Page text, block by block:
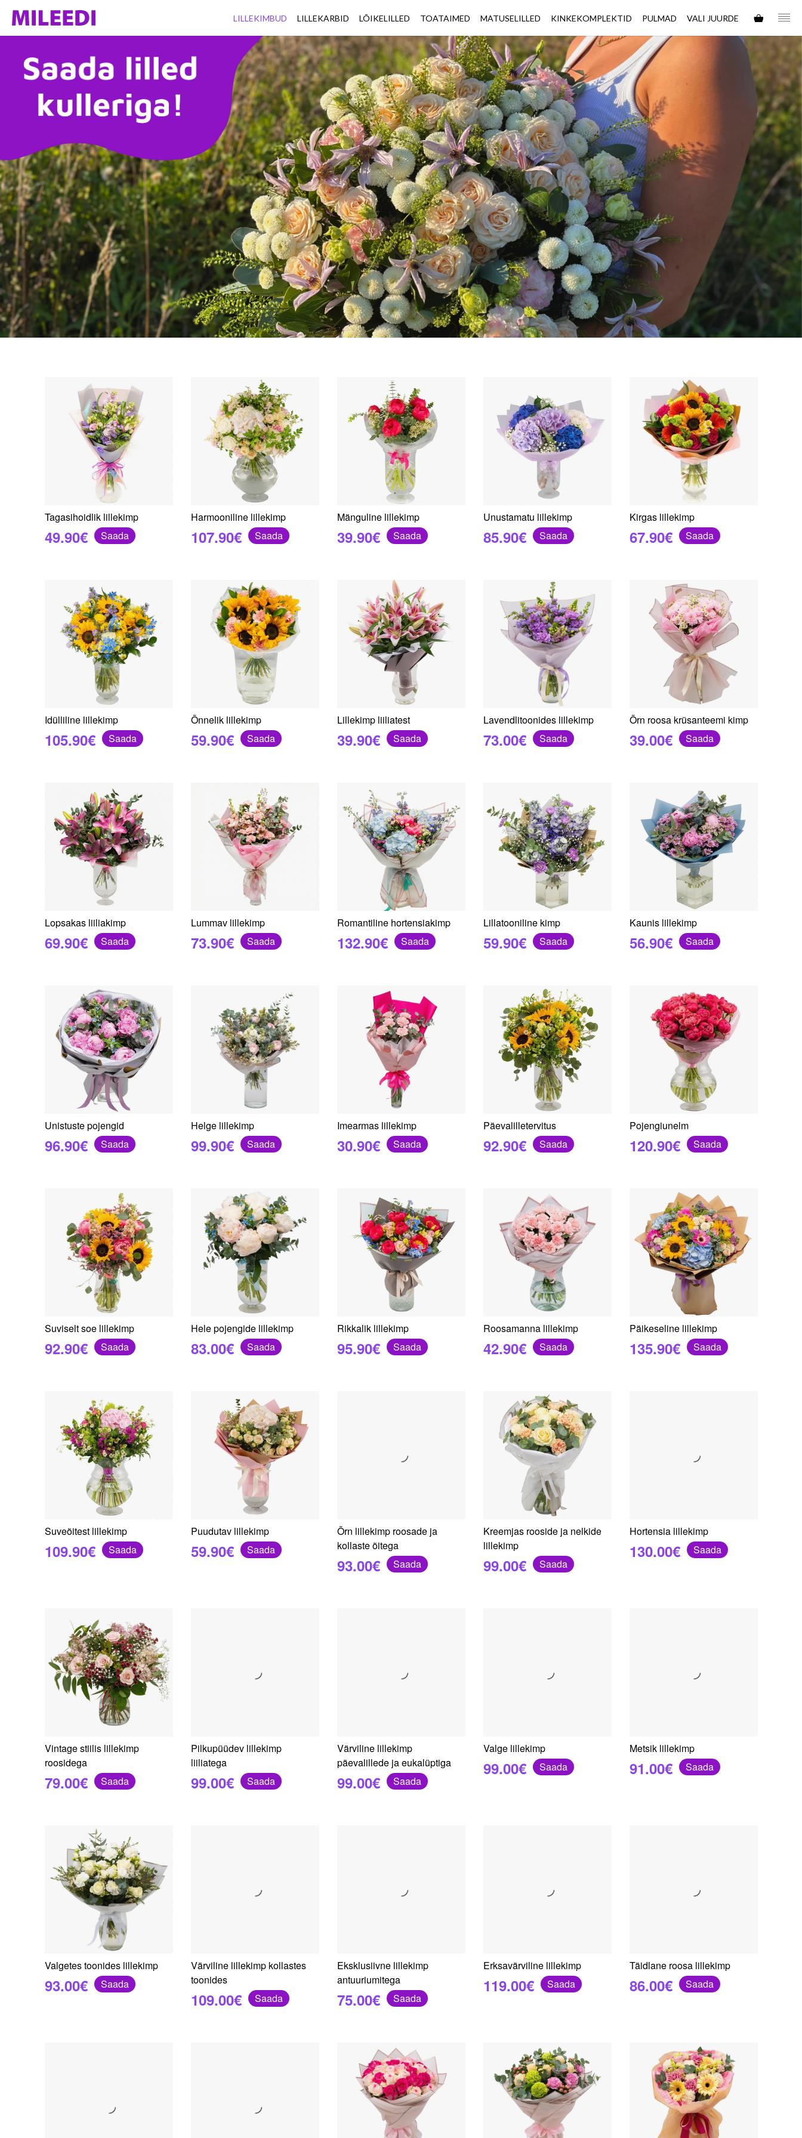
LILLEKIMBUD LILLEKARBID LÕIKELILLED TOATAIMED MATUSELILLED KINKEKOMPLEKTID PULMAD VALI JUURDE
Tagasihoidlik lillekimp
49.90€ Saada
Harmooniline lillekimp
107.90€ Saada
Mänguline lillekimp
39.90€ Saada
Unustamatu lillekimp
85.90€ Saada
Kirgas lillekimp
67.90€ Saada
Idülliline lillekimp
105.90€ Saada
Õnnelik lillekimp
59.90€ Saada
Lillekimp liiliatest
39.90€ Saada
Lavendlitoonides lillekimp
73.00€ Saada
Õrn roosa krüsanteemi kimp
39.00€ Saada
Lopsakas liiliakimp
69.90€ Saada
Lummav lillekimp
73.90€ Saada
Romantiline hortensiakimp
132.90€ Saada
Lillatooniline kimp
59.90€ Saada
Kaunis lillekimp
56.90€ Saada
Unistuste pojengid
96.90€ Saada
Helge lillekimp
99.90€ Saada
Imearmas lillekimp
30.90€ Saada
Päevalilletervitus
92.90€ Saada
Pojengiunelm
120.90€ Saada
Suviselt soe lillekimp
92.90€ Saada
Hele pojengide lillekimp
83.00€ Saada
Rikkalik lillekimp
95.90€ Saada
Roosamanna lillekimp
42.90€ Saada
Päikeseline lillekimp
135.90€ Saada
Suveõitest lillekimp
109.90€ Saada
Puudutav lillekimp
59.90€ Saada
Õrn lillekimp roosade ja
kollaste õitega
93.00€ Saada
Kreemjas rooside ja nelkide
lillekimp
99.00€ Saada
Hortensia lillekimp
130.00€ Saada
Vintage stiilis lillekimp
roosidega
79.00€ Saada
Pilkupüüdev lillekimp
liiliatega
99.00€ Saada
Värviline lillekimp
päevalillede ja eukalüptiga
99.00€ Saada
Valge lillekimp
99.00€ Saada
Metsik lillekimp
91.00€ Saada
Valgetes toonides lillekimp
93.00€ Saada
Värviline lillekimp kollastes
toonides
109.00€ Saada
Eksklusiivne lillekimp
antuuriumitega
75.00€ Saada
Erksavärviline lillekimp
119.00€ Saada
Täidlane roosa lillekimp
86.00€ Saada